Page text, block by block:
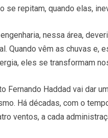
se repitam, quando elas,
nessa área,
Quando vêm as chuvas e,
eles se transformam
Fernando Haddad vai dar
Há décadas, com o
ventos, a cada